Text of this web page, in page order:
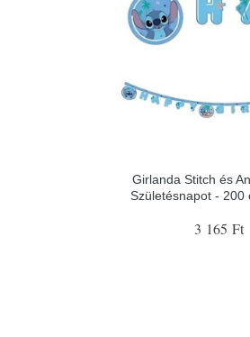
Girlanda Stitch és
Születésnapot - 200
3 165 Ft